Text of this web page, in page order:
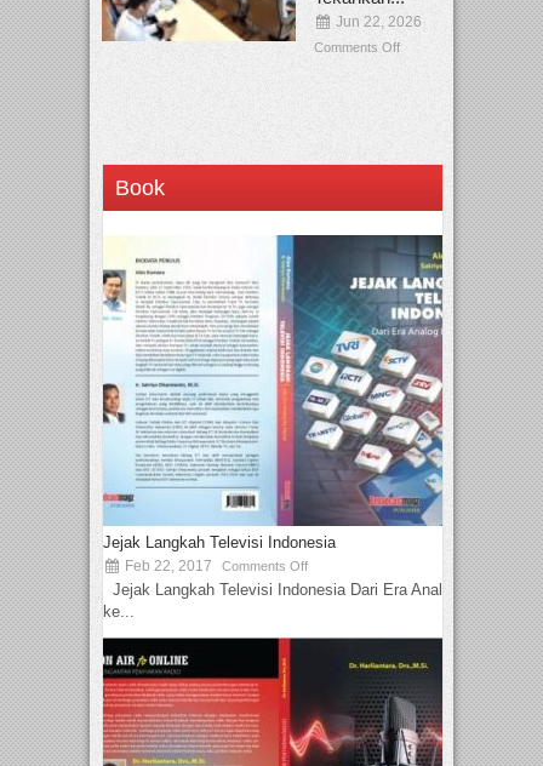
Jun 22, 2026
Comments Off
Book
Jejak Langkah Televisi Indonesia
Feb 22, 2017 Comments Off
Jejak Langkah Televisi Indonesia Dari Era Analog
ke...